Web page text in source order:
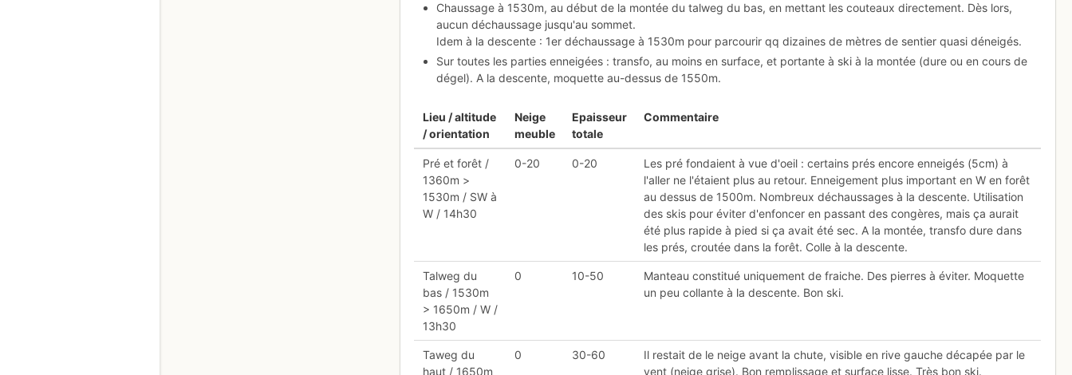
Chaussage à 1530m, au début de la montée du talweg du bas, en mettant les couteaux directement. Dès lors,
aucun déchaussage jusqu'au sommet.
Idem à la descente : 1er déchaussage à 1530m pour parcourir qq dizaines de mètres de sentier quasi déneigés.
Sur toutes les parties enneigées : transfo, au moins en surface, et portante à ski à la montée (dure ou en cours de
dégel). A la descente, moquette au-dessus de 1550m.
Lieu / altitude
/ orientation
Neige
meuble
Epaisseur
totale
Commentaire
Pré et forêt /
1360m >
1530m / SW à
W / 14h30
0-20 0-20
Les pré fondaient à vue d'oeil : certains prés encore enneigés (5cm) à
l'aller ne l'étaient plus au retour. Enneigement plus important en W en forêt
au dessus de 1500m. Nombreux déchaussages à la descente. Utilisation
des skis pour éviter d'enfoncer en passant des congères, mais ça aurait
été plus rapide à pied si ça avait été sec. A la montée, transfo dure dans
les prés, croutée dans la forêt. Colle à la descente.
Talweg du
bas / 1530m
> 1650m / W /
13h30
0 10-50
Manteau constitué uniquement de fraiche. Des pierres à éviter. Moquette
un peu collante à la descente. Bon ski.
Taweg du
haut / 1650m
0 30-60
Il restait de le neige avant la chute, visible en rive gauche décapée par le
vent (neige grise). Bon remplissage et surface lisse. Très bon ski.